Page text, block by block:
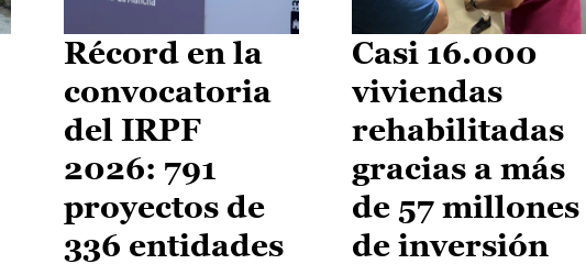
Récord en la
convocatoria
del IRPF
2026: 791
proyectos de
336 entidades
Casi 16.000
viviendas
rehabilitadas
gracias a más
de 57 millones
de inversión